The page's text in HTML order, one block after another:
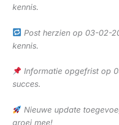
kennis.
Post herzien op 03-02-
kennis.
Informatie opgefrist op
succes.
Nieuwe update
groei mee!